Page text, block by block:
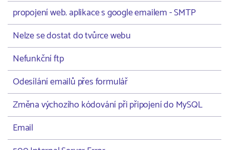
propojení web. aplikace s google emailem - SMTP
Nelze se dostat do tvůrce webu
Nefunkční ftp
Odesílání emailů přes formulář
Změna výchozího kódování při připojení do MySQL
Email